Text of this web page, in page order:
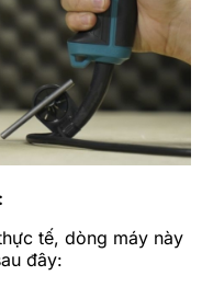
tế, dòng máy này
đây: